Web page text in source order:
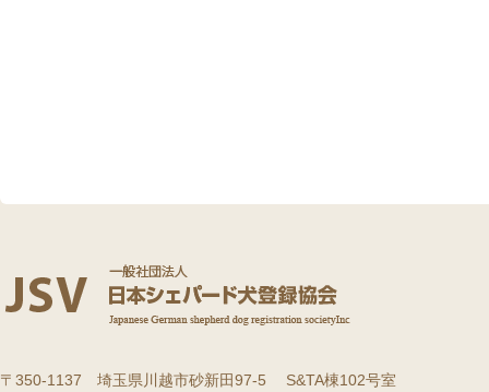
〒350-1137 埼玉県川越市砂新田97-5 S&TA棟102号室